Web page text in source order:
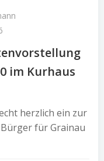
im Kurhaus
herzlich ein zur
für Grainau